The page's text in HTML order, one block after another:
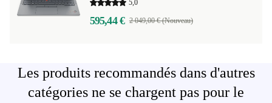
5,0
595,44 € 2 049,00 € (Nouveau)
Les produits recommandés dans d'autres
catégories ne se chargent pas pour le